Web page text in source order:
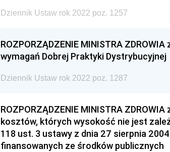
Dziennik Ustaw rok 2022 poz. 1257
ROZPORZĄDZENIE MINISTRA
wymagań Dobrej Praktyki Dystrybucyjnej
Dziennik Ustaw rok 2022 poz. 1287
ROZPORZĄDZENIE MINISTRA
kosztów, których wysokość nie jest
118 ust. 3 ustawy z dnia 27 sierpnia
finansowanych ze środków publicznych